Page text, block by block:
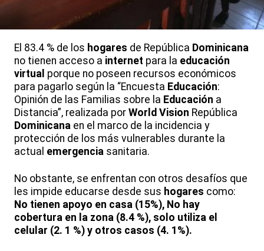
El 83.4 % de los hogares de República Dominicana
no tienen acceso a internet para la educación
virtual porque no poseen recursos económicos
para pagarlo según la “Encuesta Educación:
Opinión de las Familias sobre la Educación a
Distancia”, realizada por World Vision República
Dominicana en el marco de la incidencia y
protección de los más vulnerables durante la
actual emergencia sanitaria.
No obstante, se enfrentan con otros desafíos que
les impide educarse desde sus hogares como:
No tienen apoyo en casa (15%), No hay
cobertura en la zona (8.4 %), solo utiliza el
celular (2. 1 %) y otros casos (4. 1%).